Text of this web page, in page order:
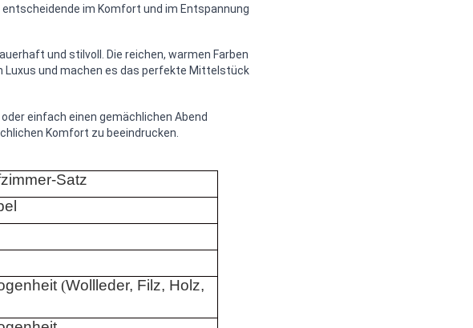
im Komfort und im Entspannung
und stilvoll. Die reichen, warmen Farben
Luxus und machen es das perfekte Mittelstück
einfach einen gemächlichen Abend
Komfort zu beeindrucken.
Satz
(Wollleder, Filz, Holz,